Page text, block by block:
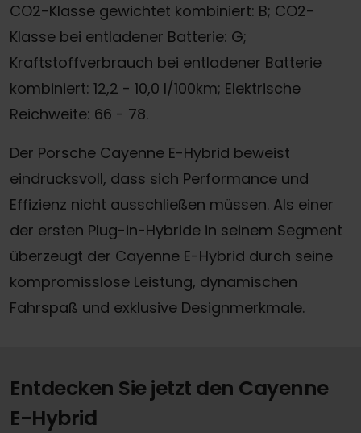
CO2-Klasse gewichtet kombiniert: B; CO2-
Klasse bei entladener Batterie: G;
Kraftstoffverbrauch bei entladener Batterie
kombiniert: 12,2 - 10,0 l/100km; Elektrische
Reichweite: 66 - 78.
Der Porsche Cayenne E-Hybrid beweist
eindrucksvoll, dass sich Performance und
Effizienz nicht ausschließen müssen. Als einer
der ersten Plug-in-Hybride in seinem Segment
überzeugt der Cayenne E-Hybrid durch seine
kompromisslose Leistung, dynamischen
Fahrspaß und exklusive Designmerkmale.
Entdecken Sie jetzt den Cayenne
E-Hybrid